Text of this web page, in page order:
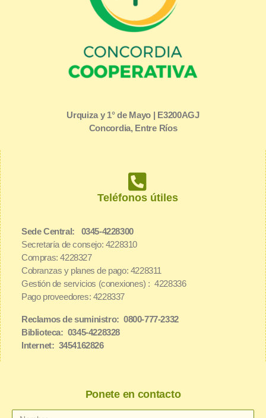
Urquiza y 1° de Mayo | E3200AGJ
Concordia, Entre Ríos
Teléfonos útiles
Sede Central: 0345-4228300
Secretaría de consejo: 4228310
Compras: 4228327
Cobranzas y planes de pago: 4228311
Gestión de servicios (conexiones) : 4228336
Pago proveedores: 4228337
Reclamos de suministro: 0800-777-2332
Biblioteca: 0345-4228328
Internet: 3454162826
Ponete en contacto